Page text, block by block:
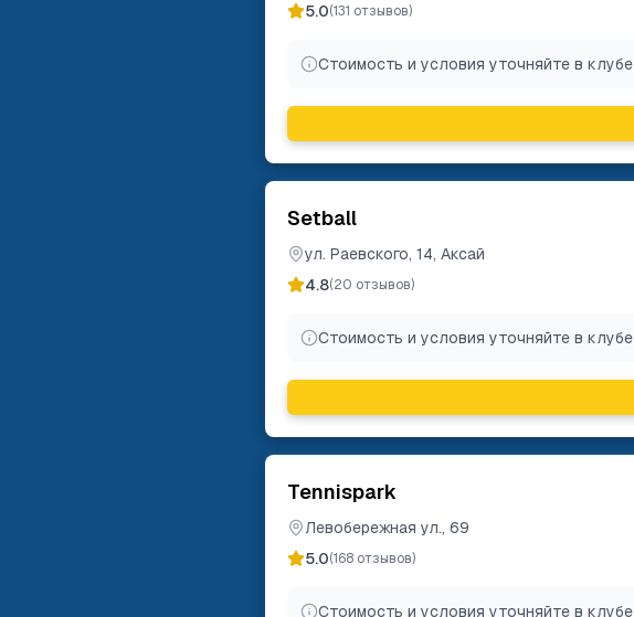
5.0(131 отзывов)
Стоимость и условия уточняйте в клубе
Setball
ул. Раевского, 14, Аксай
4.8(20 отзывов)
Стоимость и условия уточняйте в клубе
Tennispark
Левобережная ул., 69
5.0(168 отзывов)
Стоимость и условия уточняйте в клубе